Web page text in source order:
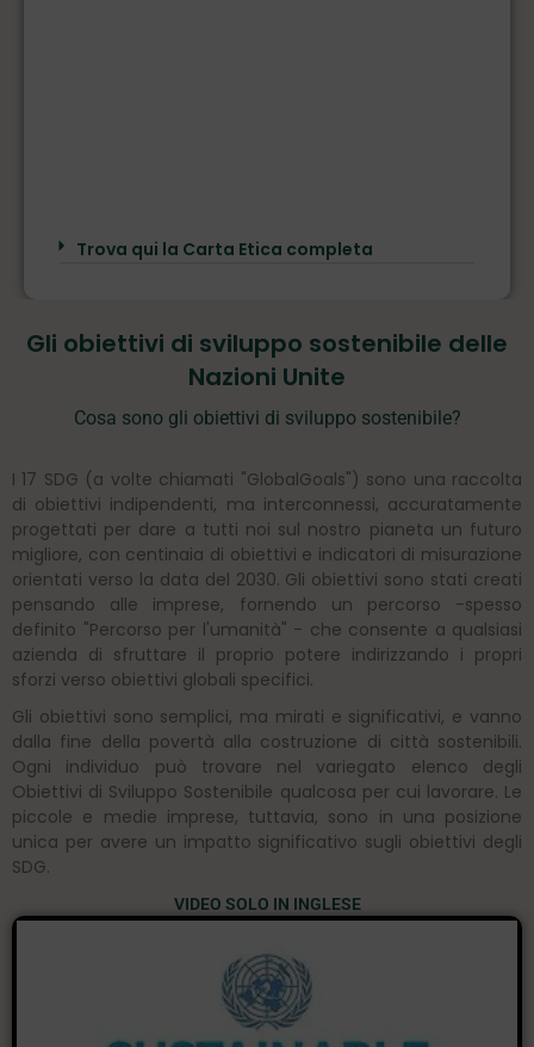
Trova qui la Carta Etica completa
Gli obiettivi di sviluppo sostenibile delle
Nazioni Unite
Cosa sono gli obiettivi di sviluppo sostenibile?
I 17 SDG (a volte chiamati "GlobalGoals") sono una raccolta
di obiettivi indipendenti, ma interconnessi, accuratamente
progettati per dare a tutti noi sul nostro pianeta un futuro
migliore, con centinaia di obiettivi e indicatori di misurazione
orientati verso la data del 2030. Gli obiettivi sono stati creati
pensando alle imprese, fornendo un percorso -spesso
definito "Percorso per l'umanità" - che consente a qualsiasi
azienda di sfruttare il proprio potere indirizzando i propri
sforzi verso obiettivi globali specifici.
Gli obiettivi sono semplici, ma mirati e significativi, e vanno
dalla fine della povertà alla costruzione di città sostenibili.
Ogni individuo può trovare nel variegato elenco degli
Obiettivi di Sviluppo Sostenibile qualcosa per cui lavorare. Le
piccole e medie imprese, tuttavia, sono in una posizione
unica per avere un impatto significativo sugli obiettivi degli
SDG.
VIDEO SOLO IN INGLESE